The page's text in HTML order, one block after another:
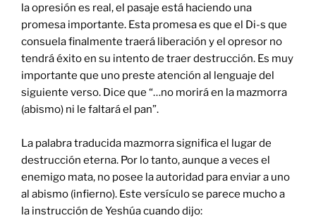
la opresión es real, el pasaje está haciendo una
promesa importante. Esta promesa es que el Di-s que
consuela finalmente traerá liberación y el opresor no
tendrá éxito en su intento de traer destrucción. Es muy
importante que uno preste atención al lenguaje del
siguiente verso. Dice que “…no morirá en la mazmorra
(abismo) ni le faltará el pan”.
La palabra traducida mazmorra significa el lugar de
destrucción eterna. Por lo tanto, aunque a veces el
enemigo mata, no posee la autoridad para enviar a uno
al abismo (infierno). Este versículo se parece mucho a
la instrucción de Yeshúa cuando dijo: